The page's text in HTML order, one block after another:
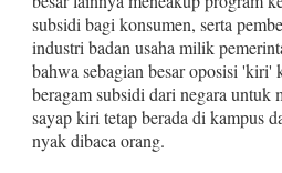
subsidi bagi konsumen, serta
industri badan usaha milik
bahwa sebagian besar oposisi 'kiri'
beragam subsidi dari negara untuk
sayap kiri tetap berada di kampus
nyak dibaca orang.